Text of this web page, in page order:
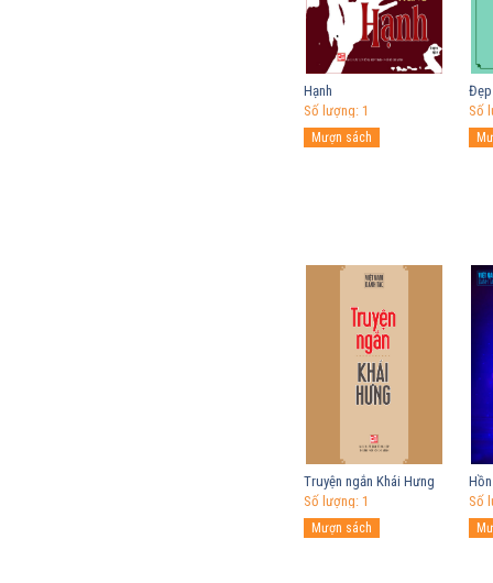
Hạnh
Số lượng: 1
Đẹp
Số
Truyện ngắn Khái Hưng
Số lượng: 1
Số